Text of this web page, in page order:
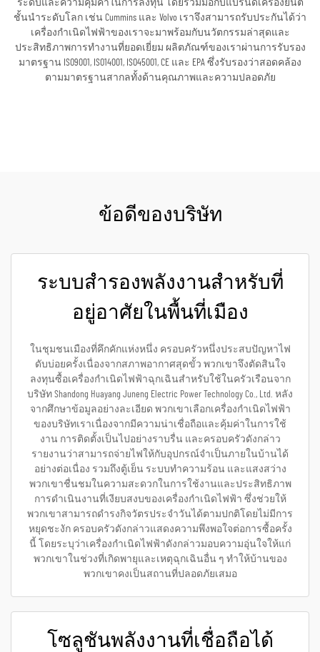
ระดับและความคุ้มค่าในการลงทุน โดยร่วมมือกับแบรนด์เครื่องยนต์
ชั้นนำระดับโลก เช่น Cummins และ Volvo เราจึงสามารถรับประกันได้ว่า
เครื่องกำเนิดไฟฟ้าของเราจะมาพร้อมกับนวัตกรรมล่าสุดและ
ประสิทธิภาพการทำงานที่ยอดเยี่ยม ผลิตภัณฑ์ของเราผ่านการรับรอง
มาตรฐาน ISO9001, ISO14001, ISO45001, CE และ EPA ซึ่งรับรองว่าสอดคล้อง
ตามมาตรฐานสากลทั้งด้านคุณภาพและความปลอดภัย
ข้อดีของบริษัท
ระบบสำรองพลังงานสำหรับที่
อยู่อาศัยในพื้นที่เมือง
ในชุมชนเมืองที่คึกคักแห่งหนึ่ง ครอบครัวหนึ่งประสบปัญหาไฟ
ดับบ่อยครั้งเนื่องจากสภาพอากาศสุดขั้ว พวกเขาจึงตัดสินใจ
ลงทุนซื้อเครื่องกำเนิดไฟฟ้าฉุกเฉินสำหรับใช้ในครัวเรือนจาก
บริษัท Shandong Huayang Juneng Electric Power Technology Co., Ltd. หลัง
จากศึกษาข้อมูลอย่างละเอียด พวกเขาเลือกเครื่องกำเนิดไฟฟ้า
ของบริษัทเราเนื่องจากมีความน่าเชื่อถือและคุ้มค่าในการใช้
งาน การติดตั้งเป็นไปอย่างราบรื่น และครอบครัวดังกล่าว
รายงานว่าสามารถจ่ายไฟให้กับอุปกรณ์จำเป็นภายในบ้านได้
อย่างต่อเนื่อง รวมถึงตู้เย็น ระบบทำความร้อน และแสงสว่าง
พวกเขาชื่นชมในความสะดวกในการใช้งานและประสิทธิภาพ
การดำเนินงานที่เงียบสงบของเครื่องกำเนิดไฟฟ้า ซึ่งช่วยให้
พวกเขาสามารถดำรงกิจวัตรประจำวันได้ตามปกติโดยไม่มีการ
หยุดชะงัก ครอบครัวดังกล่าวแสดงความพึงพอใจต่อการซื้อครั้ง
นี้ โดยระบุว่าเครื่องกำเนิดไฟฟ้าดังกล่าวมอบความอุ่นใจให้แก่
พวกเขาในช่วงที่เกิดพายุและเหตุฉุกเฉินอื่น ๆ ทำให้บ้านของ
พวกเขาคงเป็นสถานที่ปลอดภัยเสมอ
โซลูชันพลังงานที่เชื่อถือได้